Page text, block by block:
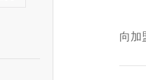
向加